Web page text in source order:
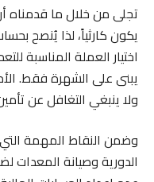
تجلى من خلال ما قدمناه
يكون كارثياً، لذا يُنصح
اختيار العملة المناسبة
يبنى على الشهرة فقط.
ولا ينبغي التغافل عن
وضمن النقاط المهمة التي
الدورية وصيانة